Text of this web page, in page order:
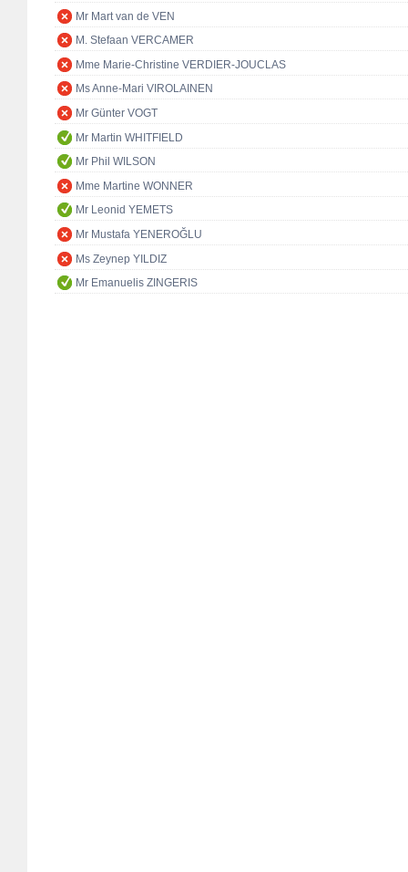
Mr Mart van de VEN
M. Stefaan VERCAMER
Mme Marie-Christine VERDIER-JOUCLAS
Ms Anne-Mari VIROLAINEN
Mr Günter VOGT
Mr Martin WHITFIELD
Mr Phil WILSON
Mme Martine WONNER
Mr Leonid YEMETS
Mr Mustafa YENEROĞLU
Ms Zeynep YILDIZ
Mr Emanuelis ZINGERIS